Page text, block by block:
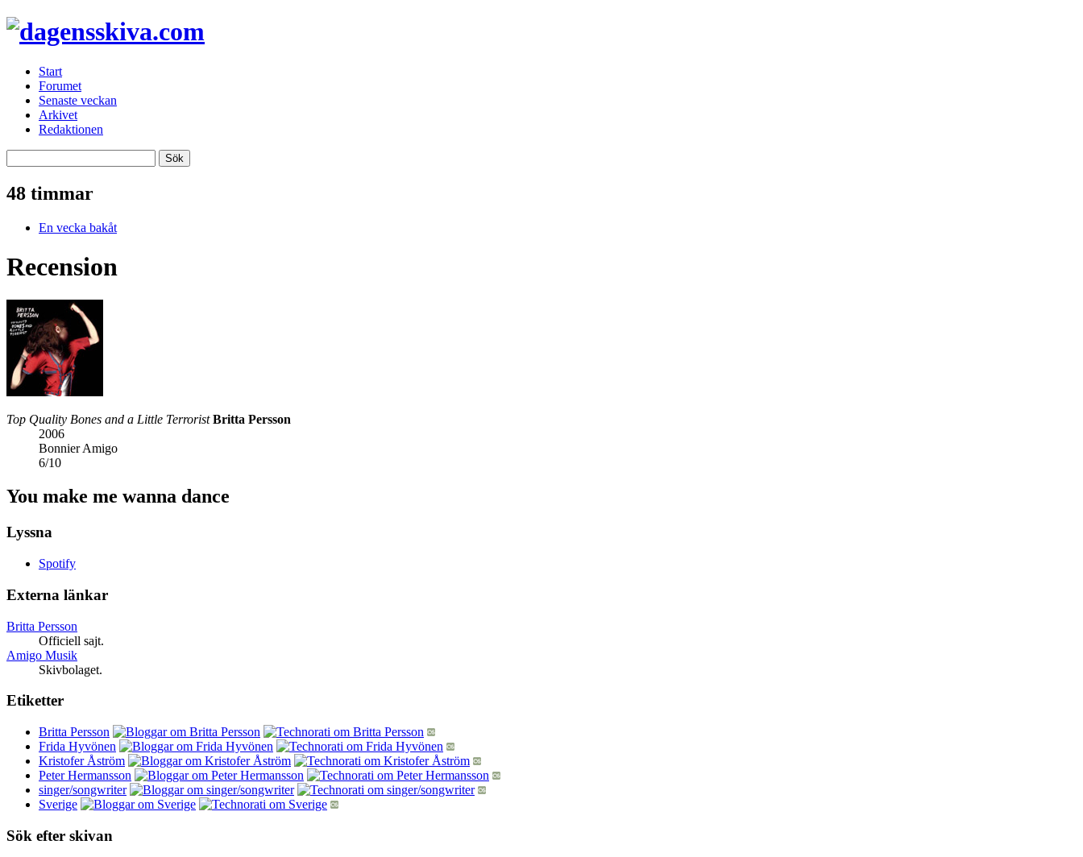
Start
Forumet
Senaste veckan
Arkivet
Redaktionen
48 timmar
En vecka bakåt
Recension
Top Quality Bones and a Little Terrorist Britta Persson
2006
Bonnier Amigo
6/10
You make me wanna dance
Lyssna
Spotify
Externa länkar
Britta Persson
Officiell sajt.
Amigo Musik
Skivbolaget.
Etiketter
Britta Persson
Frida Hyvönen
Kristofer Åström
Peter Hermansson
singer/songwriter
Sverige
Sök efter skivan